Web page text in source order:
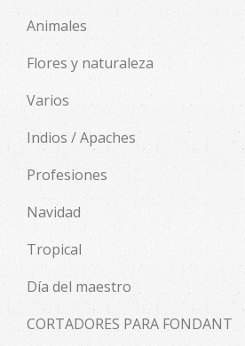
Animales
Flores y naturaleza
Varios
Indios / Apaches
Profesiones
Navidad
Tropical
Día del maestro
CORTADORES PARA FONDANT